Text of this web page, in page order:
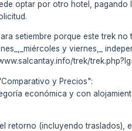
optar por otro hotel, pagando
setiembre porque este trek no
y viernes,_
trek/
y Precios":
económica y con
retorno (incluyendo traslados),